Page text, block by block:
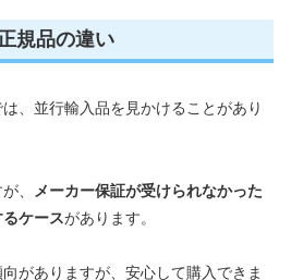
規品の違い
、並行輸入品を見かけることがあり
、
メーカー保証が受けられなかった
ケースがあります。
がありますが、安心して購入できま